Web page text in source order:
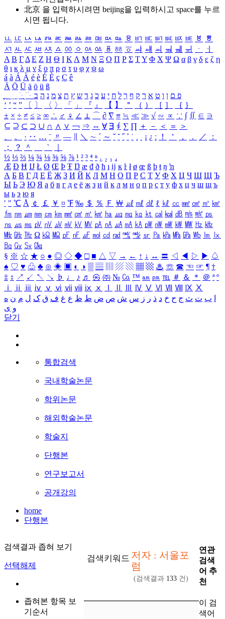
北京 을 입력하시려면 beijing을 입력하시고 space를 누르
시면 됩니다.
ㅥ ㅦ ㅧ ㅨ ㅩ ㅪ ㅫ ㅬ ㅭ ㅮ ㅯ ㅰ ㅱ ㅲ ㅳ ㅴ ㅵ ㅶ ㅷ ㅸ
ㅹ
ㅺ ㅻ ㅼ ㅽ ㅾ ㅿ ㆀ ㆁ ㆂ ㆃ ㆄ ㆅ ㆆ ㆇ ㆈ ㆉ ㆊ ㆋ ㆌ ㆍ
ㆎ
Α Β ΓΔ Ε Ζ Η Θ Ι ΚΛ Μ Ν Ξ Ο Π Ρ Σ ΤΥ Φ Χ Ψ Ω α β γ δ ε ζ η
θ ι κ λ μ ν ξ ο π ρ σ τ υ φ χ ψ ω
á à Á À é è É È ç Ç ê
Ä Ö Ü ä ö ü ß
ִֶֹ ֻּ ׁׂ פ ם ן ו ט א ר ק ף ך ל ח י ע כ ג ד ש ץ ת צ מ נ ה ב
‘ ’ “ ” 〔 〕 〈 〉 「 」 『 』 【 】 ＂ （ ） ［ ］ ｛ ｝
± × ÷ ≠ ≤ ≥ ∞ ∴ ♂ ♀ ∠ ⊥ ⌒ ∂ ∇ ≡ ≒ ≪ ≫ √ ∽ ∝ ∵ ∫ ∬ ∈ ∋
⊆ ⊇ ⊂ ⊃ ∪ ∩ ∧ ∨ ￢ ⇒ ⇔ ∀ ∃ ∮ ∑ ∏ ＋ － ＜ ＝
＞
、
。 · ‥ … ¨ 〃 ― ＼ ∼ ´ ～ ˇ ˘ ˝ ˚ ˙ ¸ ¡ ¿ ː ！ ＇ ， ． ／
：
；
？ ＾ ｀
½ ⅓ ⅔ ¼ ¾ ⅛ ⅜ ⅝ ⅞ ¹ ² ³ ⁴ ⁿ ₁ ₂ ₃ ₄
Æ Ð Ħ Ĳ Ł Ø Œ Þ Ŧ Ŋ æ đ ð ħ ı ĳ ĸ ŀ ł ø œ ß þ ŧ ŋ ŉ
А Б В Г Д Е Ё Ж З И Й К Л М Н О П Р С Т У Ф Х Ц Ч Ш Щ Ъ
Ы Ь Э Ю Я а б в г д е ё ж з и й к л м н о п р с т у ф х ц ч ш щ ъ
ы ь э ю я
′ ″ ℃ Å ￠ ￡ ￥ ¤ ℉ ‰ ＄ ％ Ｆ ￦ ㎕ ㎖ ㎗ ℓ ㎘ ㏄ ㎣ ㎤ ㎥ ㎦
㎙ ㎚ ㎛ ㎜ ㎝ ㎞ ㎟ ㎠ ㎡ ㎢ ㏊ ㎍ ㎎ ㎏ ㏏ ㎈ ㎉ ㏈ ㎧ ㎨ ㎰
㎱ ㎲ ㎳ ㎴ ㎵ ㎶ ㎷ ㎸ ㎹ ㎀ ㎁ ㎂ ㎃ ㎄ ㎺ ㎻ ㎽ ㎾ ㎿ ㎐ ㎑
㎒ ㎓ ㎔ Ω ㏀ ㏁ ㎊ ㎋ ㎌ ㏖ ㏅ ㎭ ㎮ ㎯ ㏛ ㎩ ㎪ ㎫ ㎬ ㏝ ㏐
㏓
㏃ ㏉ ㏜ ㏆
§ ※ ☆ ★ ○ ● ◎ ◇ ◆ □ ■ △ ▽ → ← ↑ ↓ ↔ 〓 ◁ ◀ ▷ ▶ ♤
♠ ♡ ♥ ♧ ♣ ⊙ ◈ ▣ ◐ ◑ ▒ ▤ ▨ ▧ ▦ ▩ ♨ ☏ ☎ ☜ ☞ ¶ †
‡ ↕ ↗ ↙ ↖ ↘ ♭ ♩ ♪ ♬ ㉿ ㈜ № ㏇ ™ ㏂ ㏘ ℡ ＃ ＆ ＊ ＠ ª º
ⅰ
ⅱ ⅲ ⅳ ⅴ ⅵ ⅶ ⅷ ⅸ ⅹ Ⅳ Ⅴ Ⅵ Ⅶ Ⅷ Ⅸ Ⅹ
ب ت ث ج ح خ د ذ ر ز س ش ص ض ط ظ ع غ ف ق ک ل م ن ه
و ی
닫기
통합검색
국내학술논문
학위논문
해외학술논문
학술지
단행본
연구보고서
공개강의
home
단행본
검색결과 좁혀 보기
선택해제
좁혀본 항목 보
기순서
검색키워드 저자 : 서울포
럼
(검색결과 133건)
연관
검색
어 추
천
이 검
색어